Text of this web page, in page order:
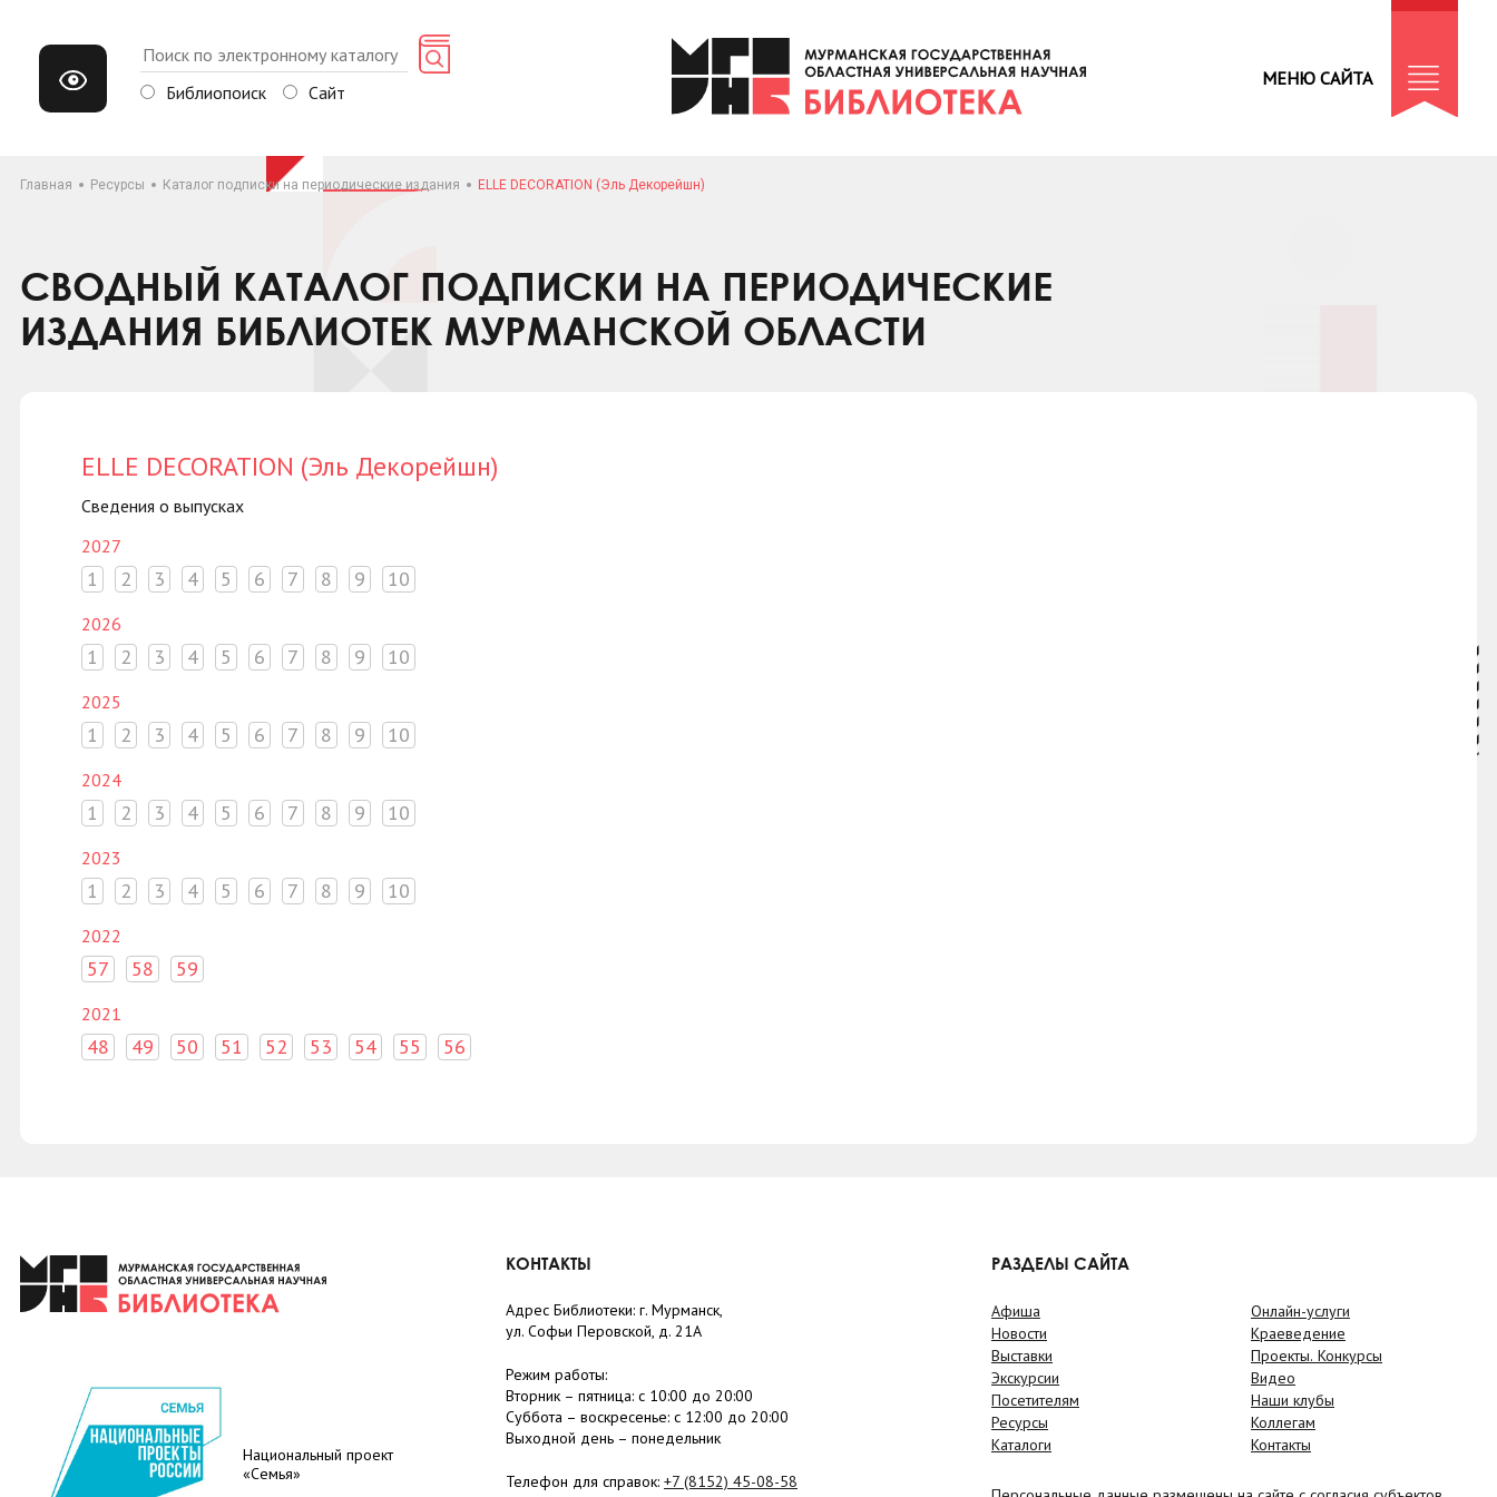
Библиопоиск Сайт
МЕНЮ САЙТА
Главная Ресурсы Каталог подписки на периодические издания ELLE DECORATION (Эль Декорейшн)
СВОДНЫЙ КАТАЛОГ ПОДПИСКИ НА ПЕРИОДИЧЕСКИЕ
ИЗДАНИЯ БИБЛИОТЕК МУРМАНСКОЙ ОБЛАСТИ
ELLE DECORATION (Эль Декорейшн)
Сведения о выпусках
2027
1 2 3 4 5 6 7 8 9 10
2026
1 2 3 4 5 6 7 8 9 10
2025
1 2 3 4 5 6 7 8 9 10
2024
1 2 3 4 5 6 7 8 9 10
2023
1 2 3 4 5 6 7 8 9 10
2022
57 58 59
2021
48 49 50 51 52 53 54 55 56
Национальный проект
«Семья»
КОНТАКТЫ
Адрес Библиотеки: г. Мурманск,
ул. Софьи Перовской, д. 21А
Режим работы:
Вторник – пятница: с 10:00 до 20:00
Суббота – воскресенье: c 12:00 до 20:00
Выходной день – понедельник
Телефон для справок: +7 (8152) 45-08-58
РАЗДЕЛЫ САЙТА
Афиша
Новости
Выставки
Экскурсии
Посетителям
Ресурсы
Каталоги
Онлайн-услуги
Краеведение
Проекты. Конкурсы
Видео
Наши клубы
Коллегам
Контакты